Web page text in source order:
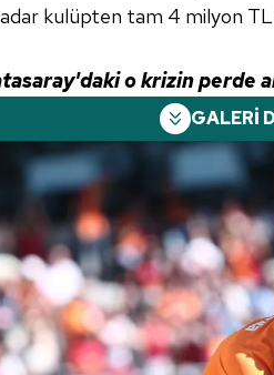
kulüpten tam 4 milyon TL
o krizin perde
GALERİ